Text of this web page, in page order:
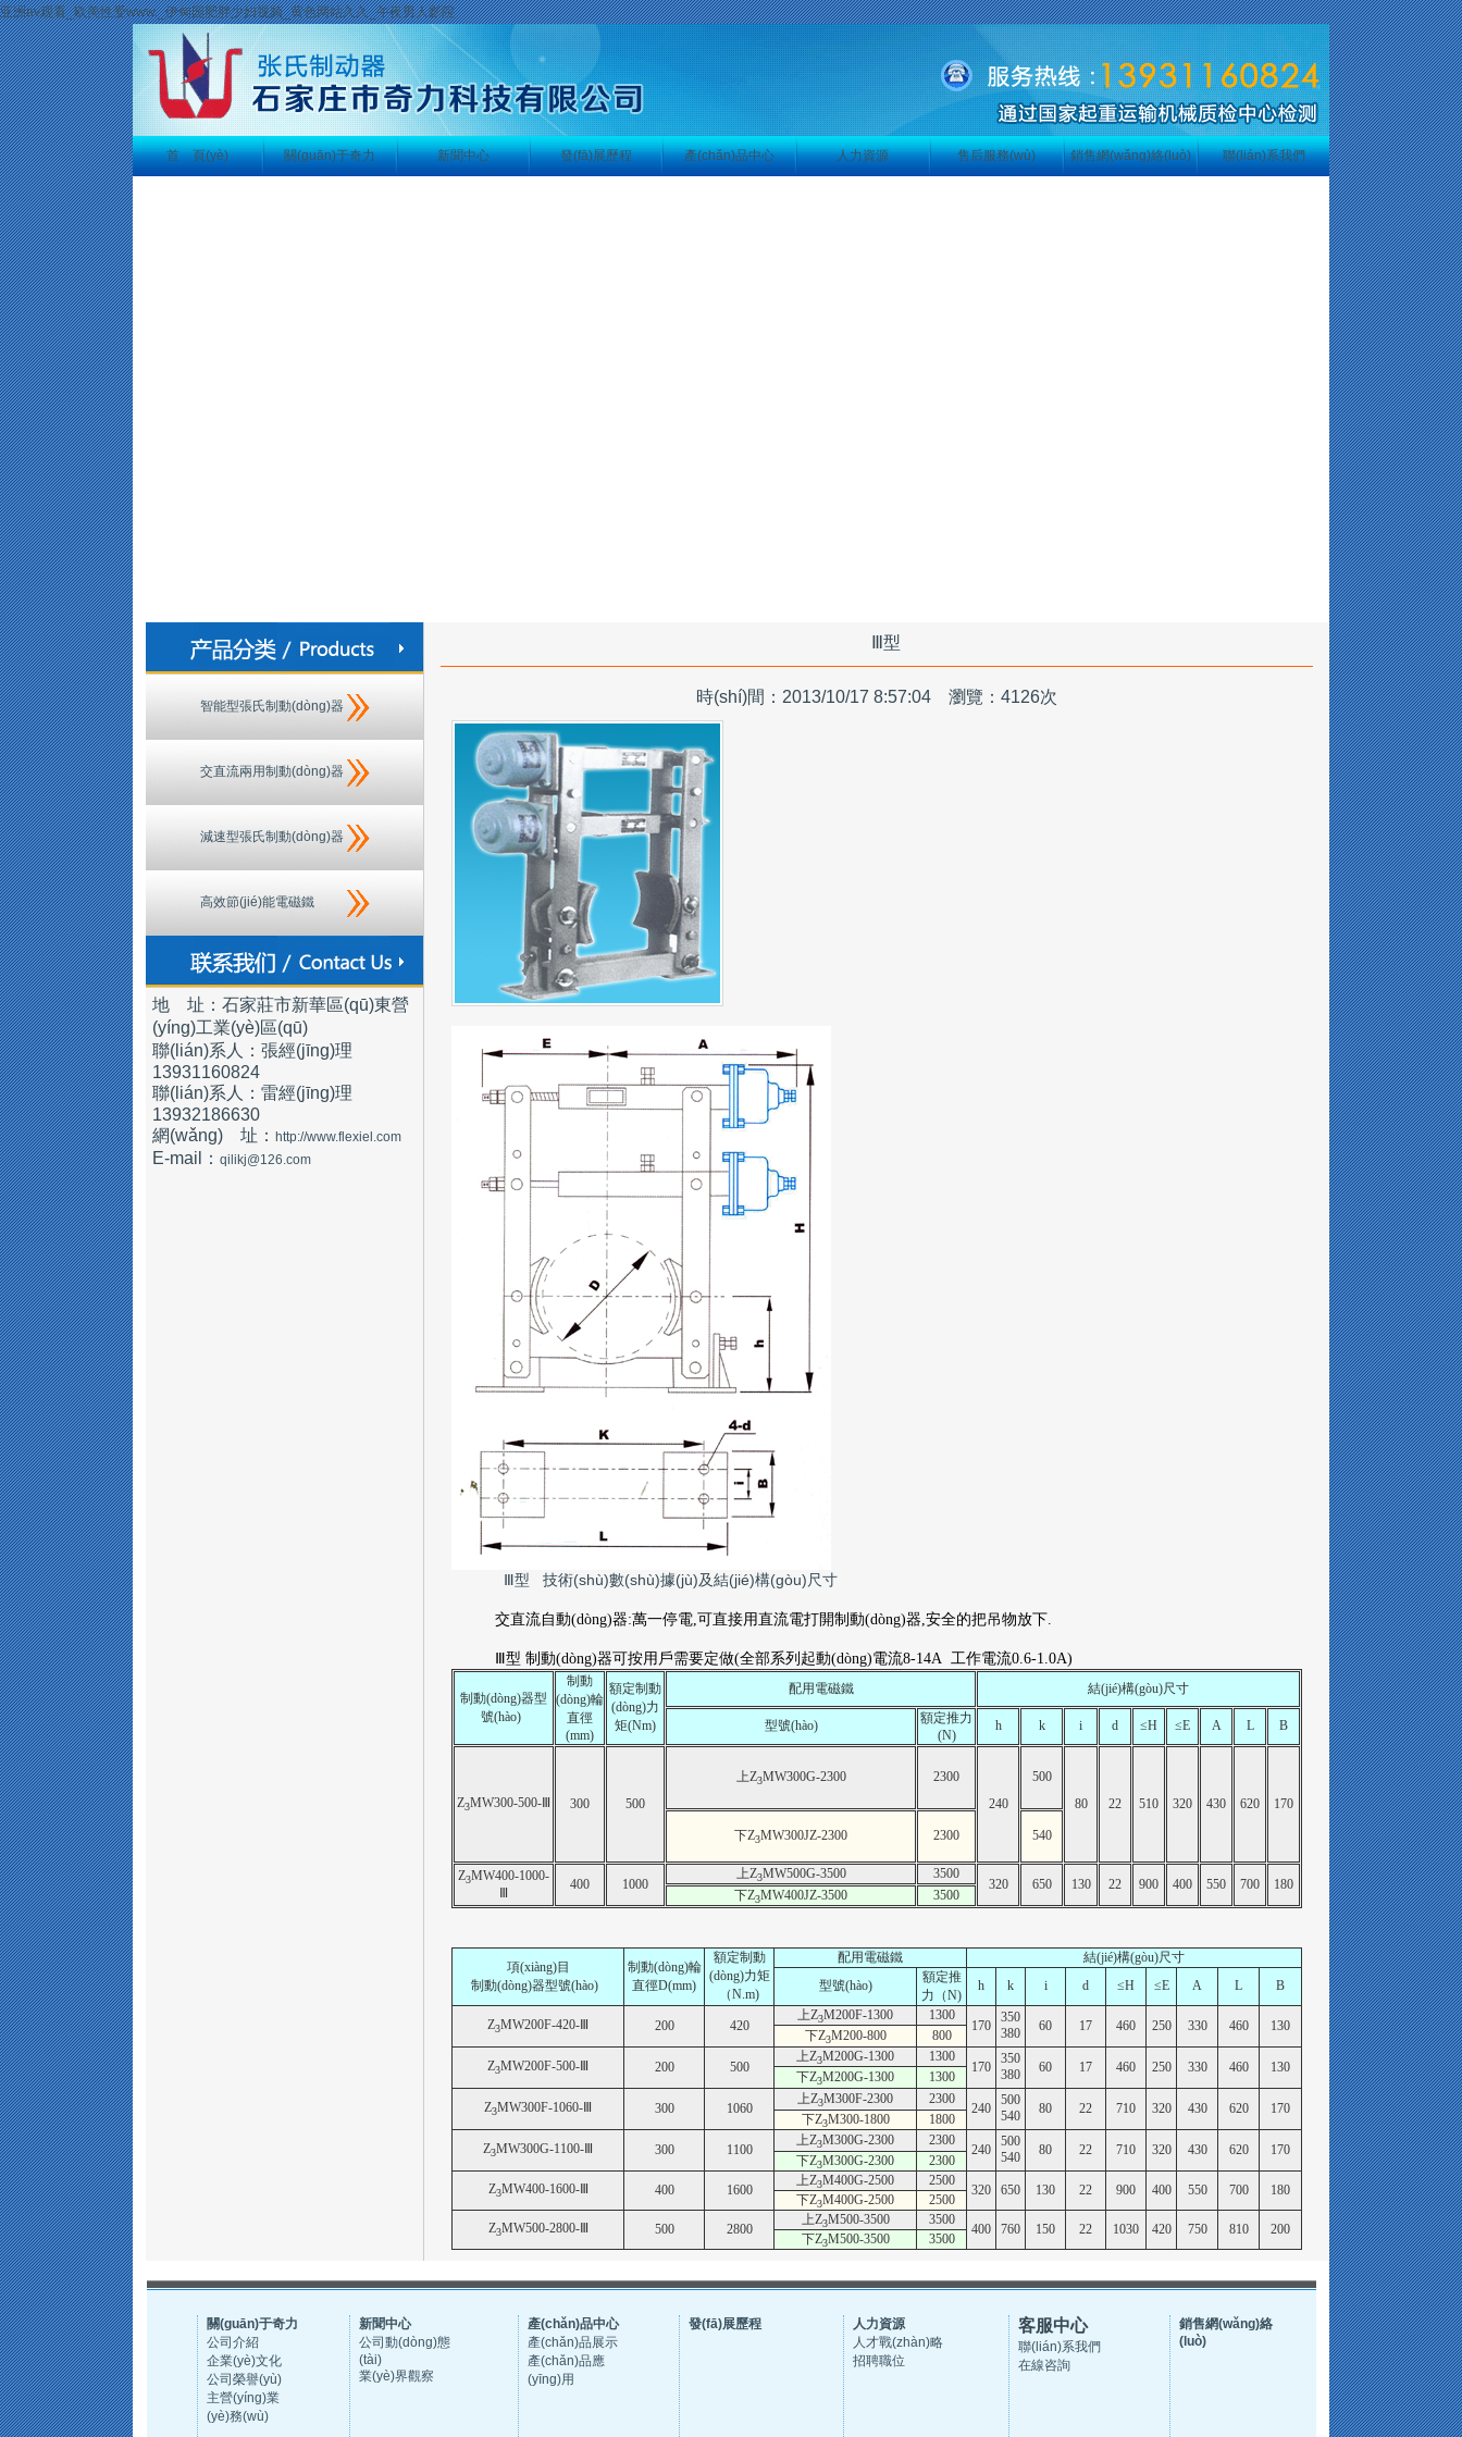
亚洲av观看_欧美性爱www._伊甸园肥胖少妇视频_黄色网站久久_午夜男人影院
首 頁(yè) 關(guān)于奇力 新聞中心 發(fā)展歷程 產(chǎn)品中心 人力資源 售后服務(wù) 銷售網(wǎng)絡(luò) 聯(lián)系我們
智能型張氏制動(dòng)器
交直流兩用制動(dòng)器
減速型張氏制動(dòng)器
高效節(jié)能電磁鐵
地 址：石家莊市新華區(qū)東營
(yíng)工業(yè)區(qū)
聯(lián)系人：張經(jīng)理
13931160824
聯(lián)系人：雷經(jīng)理
13932186630
網(wǎng) 址：
http://www.flexiel.com
E-mail： qilikj@126.com
Ⅲ型
時(shí)間：2013/10/17 8:57:04 瀏覽：4126次
Ⅲ型 技術(shù)數(shù)據(jù)及結(jié)構(gòu)尺寸
交直流自動(dòng)器:萬一停電,可直接用直流電打開制動(dòng)器,安全的把吊物放下.
Ⅲ型 制動(dòng)器可按用戶需要定做(全部系列起動(dòng)電流8-14A 工作電流0.6-1.0A)
制動(dòng)器型
號(hào)
制動
(dòng)輪
直徑
(mm)
額定制動
(dòng)力
矩(Nm)
配用電磁鐵 結(jié)構(gòu)尺寸
型號(hào)
額定推力
(N)
h k i d ≤H ≤E A L B
Z3MW300-500-Ⅲ 300 500
上Z3MW300G-2300
2300
240
500
80
22 510 320 430 620 170
下Z3MW300JZ-2300 2300 540
Z3MW400-1000-
400 1000
上Z3MW500G-3500 3500
320 650 130 22 900 400 550 700 180
下Z3MW400JZ-3500 3500
項(xiàng)目
制動(dòng)器型號(hào)
制動(dòng)輪
直徑D(mm)
額定制動
(dòng)力矩
（N.m)
配用電磁鐵
結(jié)構(gòu)尺寸
型號(hào)
額定推
力（N)
h k i d ≤H ≤E A L B
Z3MW200F-420-Ⅲ 200 420
上Z3M200F-1300 1300
170
350
380
60 17 460 250 330 460 130
下Z3M200-800
800
Z3MW200F-500-Ⅲ 200 500
上Z3M200G-1300 1300
170
350
380
60 17 460 250 330 460 130
下Z3M200G-1300
1300
Z3MW300F-1060-Ⅲ 300 1060
上Z3M300F-2300 2300
240
500
540
80 22 710 320 430 620 170
下Z3M300-1800
1800
Z3MW300G-1100-Ⅲ 300 1100
上Z3M300G-2300 2300
240
500
540
80 22 710 320 430 620 170
下Z3M300G-2300
2300
Z3MW400-1600-Ⅲ 400 1600
上Z3M400G-2500 2500
320 650 130 22 900 400 550 700 180
下Z3M400G-2500
2500
Z3MW500-2800-Ⅲ 500 2800
上Z3M500-3500 3500
400 760 150 22 1030 420 750 810 200
下Z3M500-3500 3500
關(guān)于奇力
公司介紹
企業(yè)文化
公司榮譽(yù)
主營(yíng)業
(yè)務(wù)
新聞中心
公司動(dòng)態
(tài)
業(yè)界觀察
產(chǎn)品中心
產(chǎn)品展示
產(chǎn)品應
(yīng)用
發(fā)展歷程
人力資源
人才戰(zhàn)略
招聘職位
客服中心
聯(lián)系我們
在線咨詢
銷售網(wǎng)絡
(luò)